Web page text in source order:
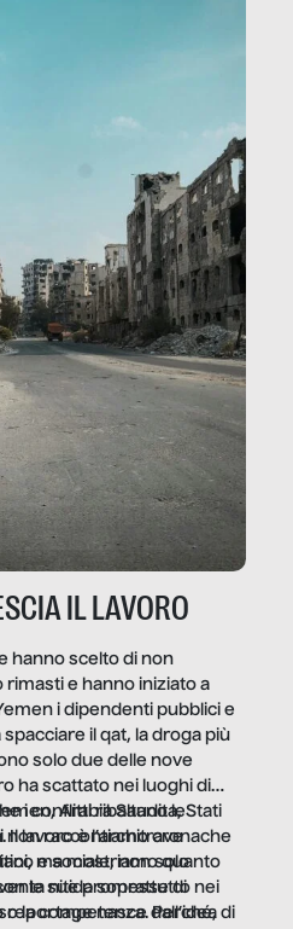
IL LAVORO
hanno scelto di non
rimasti e hanno iniziato a
i dipendenti pubblici e
il qat, la droga più
solo due delle nove
ha scattato nei luoghi di
i conflitti ribaltano le
Il lavoro è l’architrave
e sociale, non solo
nitida soprattutto nei
nasce dall’idea
Arabia Saudita, Stati
non raccontiamo cronache
ma mostriamo quanto
le sue promesse di
la competenza. Perché, di